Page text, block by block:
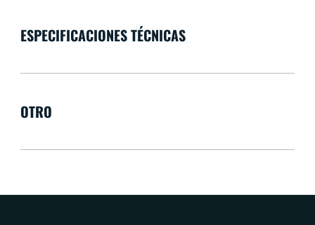
ESPECIFICACIONES TÉCNICAS
OTRO